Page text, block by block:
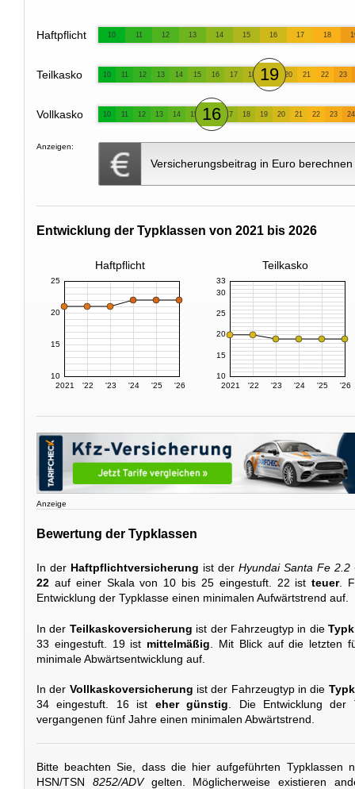
Haftpflicht 10 11 12 13 14 15 16 17 18
Teilkasko 10 11 12 13 14 15 16 17 18 19 20 21 22 23
Vollkasko 10 11 12 13 14 15 16 17 18 19 20 21 22 23 24
Anzeigen:
Versicherungsbeitrag in Euro berechnen
Entwicklung der Typklassen von 2021 bis 2026
Haftpflicht Teilkasko
2021 '22 '23 '24 '25 '26
10
15
20
25
2021 '22 '23 '24 '25 '26
10
15
20
25
30
33
Anzeige
Bewertung der Typklassen
In der Haftpflichtversicherung ist der Hyundai Santa Fe 2.2
22 auf einer Skala von 10 bis 25 eingestuft. 22 istteuer.
Entwicklung der Typklasse einen minimalen Aufwärtstrend auf.
In der Teilkaskoversicherung ist der Fahrzeugtyp in die
33 eingestuft. 19 ist mittelmäßig . Mit Blick auf die letzten
minimale Abwärtsentwicklung auf.
In der Vollkaskoversicherung ist der Fahrzeugtyp in die
34 eingestuft. 16 ist eher günstig. Die Entwicklung der
vergangenen fünf Jahre einen minimalen Abwärtstrend.
Bitte beachten Sie, dass die hier aufgeführten Typklassen
HSN/TSN 8252/ADVgelten. Möglicherweise existieren